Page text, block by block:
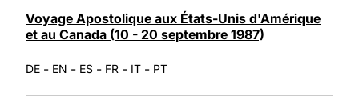
Voyage Apostolique aux États-Unis d'Amérique
et au Canada (10 - 20 septembre 1987)
DE - EN - ES - FR - IT - PT